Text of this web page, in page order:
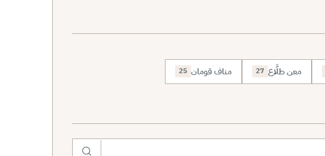
معن طلَّاع 27 مناف قومان 25